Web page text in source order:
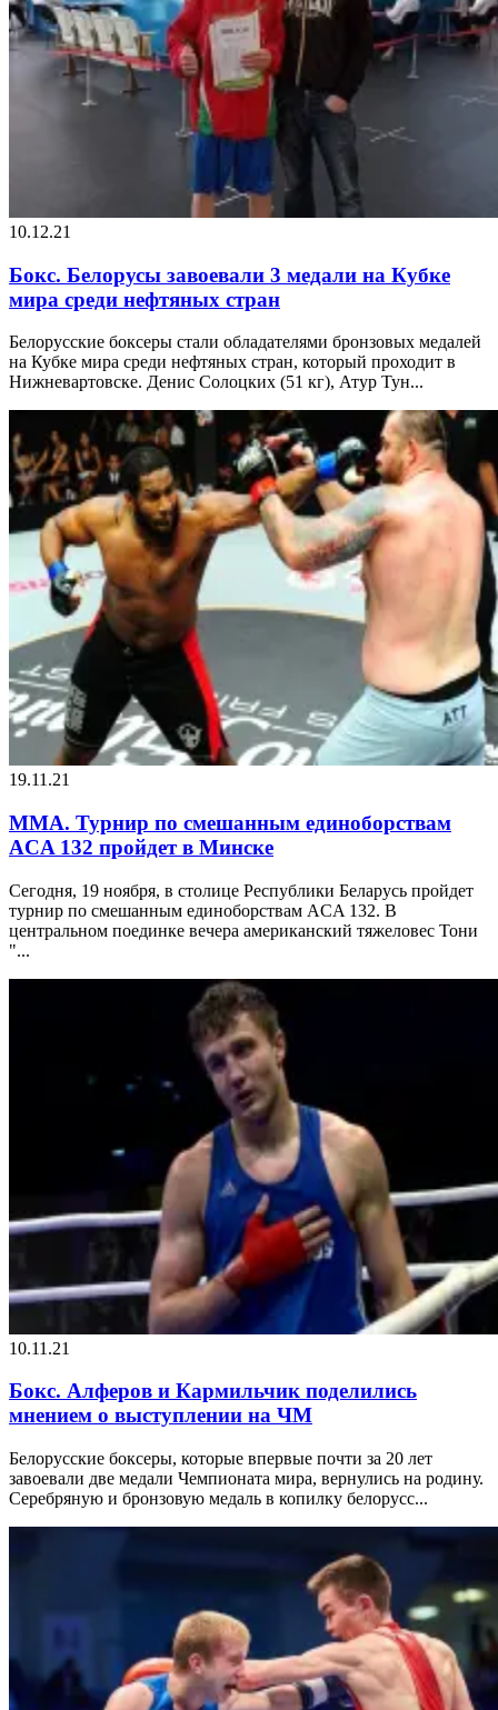
10.12.21
Бокс. Белорусы завоевали 3 медали на Кубке
мира среди нефтяных стран
Белорусские боксеры стали обладателями бронзовых медалей
на Кубке мира среди нефтяных стран, который проходит в
Нижневартовске. Денис Солоцких (51 кг), Атур Тун...
19.11.21
MMA. Турнир по смешанным единоборствам
ACA 132 пройдет в Минске
Сегодня, 19 ноября, в столице Республики Беларусь пройдет
турнир по смешанным единоборствам ACA 132. В
центральном поединке вечера американский тяжеловес Тони
"...
10.11.21
Бокс. Алферов и Кармильчик поделились
мнением о выступлении на ЧМ
Белорусские боксеры, которые впервые почти за 20 лет
завоевали две медали Чемпионата мира, вернулись на родину.
Серебряную и бронзовую медаль в копилку белорусс...